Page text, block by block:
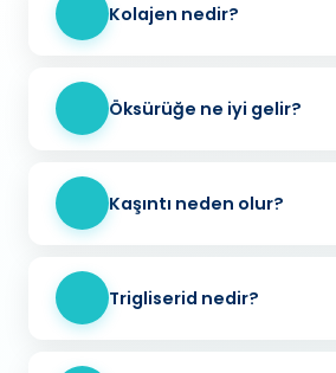
Kolajen nedir?
Öksürüğe ne iyi gelir?
Kaşıntı neden olur?
Trigliserid nedir?